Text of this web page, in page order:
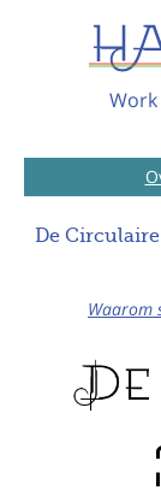
Work
De
Waarom